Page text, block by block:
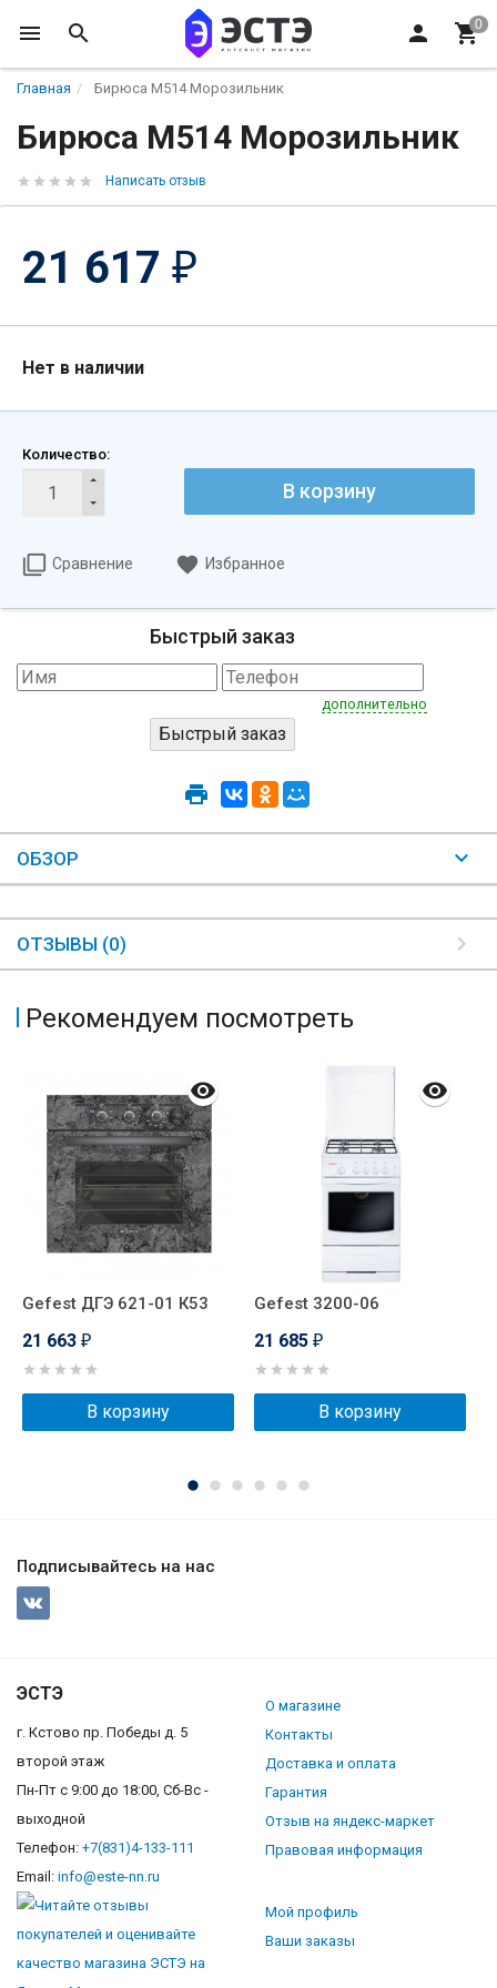
Главная Бирюса M514 Морозильник
Бирюса M514 Морозильник
Написать отзыв
21 617 ₽
Нет в наличии
Количество:
В корзину
Сравнение Избранное
Быстрый заказ
дополнительно
ОБЗОР
ОТЗЫВЫ (0)
Рекомендуем посмотреть
Gefest ДГЭ 621-01 К53
21 663 ₽
В корзину
Gefest 3200-06
21 685 ₽
В корзину
Подписывайтесь на нас
ЭСТЭ
г. Кстово пр. Победы д. 5
второй этаж
Пн-Пт с 9:00 до 18:00, Сб-Вс -
выходной
Телефон: +7(831)4-133-111
Email: info@este-nn.ru
О магазине
Контакты
Доставка и оплата
Гарантия
Отзыв на яндекс-маркет
Правовая информация
Мой профиль
Ваши заказы